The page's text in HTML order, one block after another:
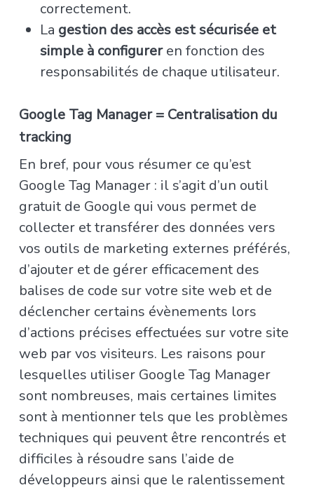
correctement.
La gestion des accès est sécurisée et
simple à configureren fonction des
responsabilités de chaque utilisateur.
Google Tag Manager = Centralisation du
tracking
En bref, pour vous résumer ce qu’est
Google Tag Manager : il s’agit d’un outil
gratuit de Google qui vous permet de
collecter et transférer des données vers
vos outils de marketing externes préférés,
d’ajouter et de gérer efficacement des
balises de code sur votre site web et de
déclencher certains évènements lors
d’actions précises effectuées sur votre site
web par vos visiteurs. Les raisons pour
lesquelles utiliser Google Tag Manager
sont nombreuses, mais certaines limites
sont à mentionner tels que les problèmes
techniques qui peuvent être rencontrés et
difficiles à résoudre sans l’aide de
développeurs ainsi que le ralentissement